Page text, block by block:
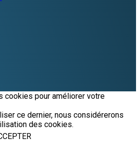
cookies pour améliorer votre
ce dernier, nous considérerons
des cookies.